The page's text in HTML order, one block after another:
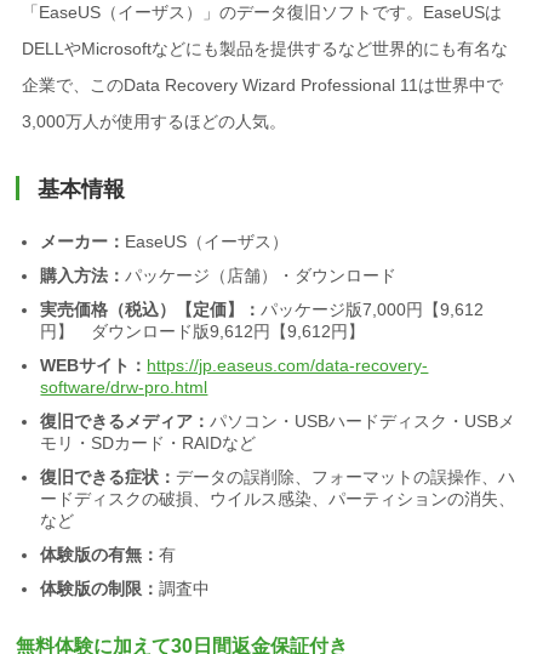
「EaseUS（イーザス）」のデータ復旧ソフトです。EaseUSは
DELLやMicrosoftなどにも製品を提供するなど世界的にも有名な
企業で、このData Recovery Wizard Professional 11は世界中で
3,000万人が使用するほどの人気。
基本情報
メーカー： EaseUS（イーザス）
購入方法：パッケージ（店舗）・ダウンロード
実売価格（税込）【定価】：パッケージ版7,000円【9,612
円】 ダウンロード版9,612円【9,612円】
WEBサイト： https://jp.easeus.com/data-recovery-
software/drw-pro.html
復旧できるメディア：パソコン・USBハードディスク・USBメ
モリ・SDカード・RAIDなど
復旧できる症状：データの誤削除、フォーマットの誤操作、ハ
ードディスクの破損、ウイルス感染、パーティションの消失、
など
体験版の有無：有
体験版の制限：調査中
無料体験に加えて30日間返金保証付き